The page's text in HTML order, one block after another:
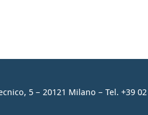
5 – 20121 Milano – Tel. +39